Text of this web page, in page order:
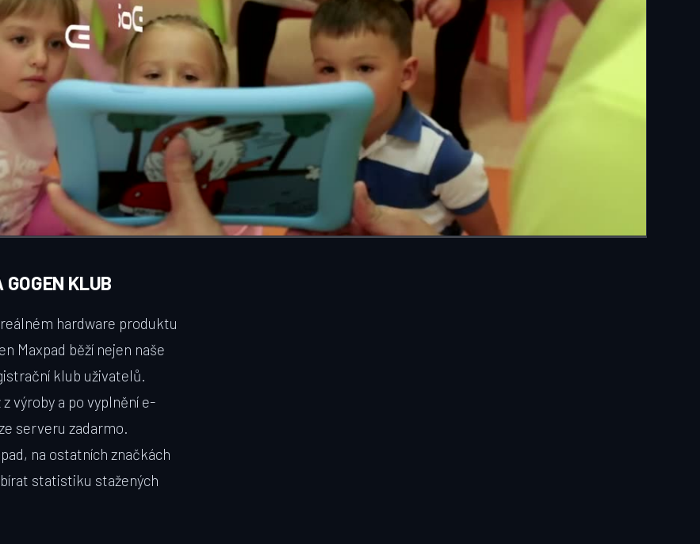
KLUB
hardware produktu
Maxpad běží nejen naše
klub uživatelů.
výroby a po vyplnění e-
serveru zadarmo.
na ostatních značkách
statistiku stažených